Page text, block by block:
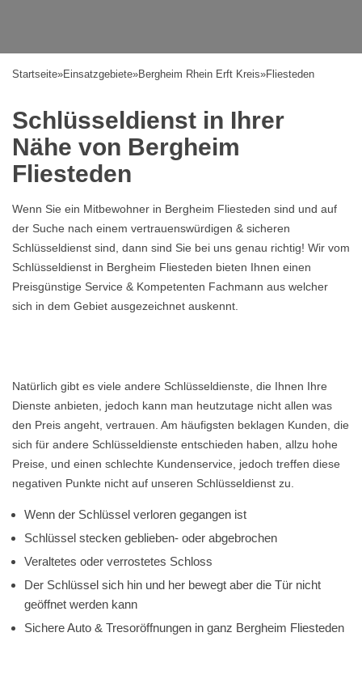
Startseite»Einsatzgebiete»Bergheim Rhein Erft Kreis»Fliesteden
Schlüsseldienst in Ihrer
Nähe von Bergheim
Fliesteden
Wenn Sie ein Mitbewohner in Bergheim Fliesteden sind und auf
der Suche nach einem vertrauenswürdigen & sicheren
Schlüsseldienst sind, dann sind Sie bei uns genau richtig! Wir vom
Schlüsseldienst in Bergheim Fliesteden bieten Ihnen einen
Preisgünstige Service & Kompetenten Fachmann aus welcher
sich in dem Gebiet ausgezeichnet auskennt.
Natürlich gibt es viele andere Schlüsseldienste, die Ihnen Ihre
Dienste anbieten, jedoch kann man heutzutage nicht allen was
den Preis angeht, vertrauen. Am häufigsten beklagen Kunden, die
sich für andere Schlüsseldienste entschieden haben, allzu hohe
Preise, und einen schlechte Kundenservice, jedoch treffen diese
negativen Punkte nicht auf unseren Schlüsseldienst zu.
Wenn der Schlüssel verloren gegangen ist
Schlüssel stecken geblieben- oder abgebrochen
Veraltetes oder verrostetes Schloss
Der Schlüssel sich hin und her bewegt aber die Tür nicht
geöffnet werden kann
Sichere Auto & Tresoröffnungen in ganz Bergheim Fliesteden